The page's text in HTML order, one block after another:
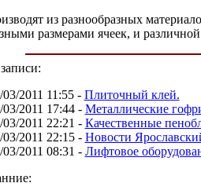
из разнообразных
размерами ячеек, и
03/2011 11:55- Плиточный клей.
03/2011 17:44- Металлические
03/2011 22:21 - Качественные
03/2011 22:15- Новости
03/2011 08:31 - Лифтовое